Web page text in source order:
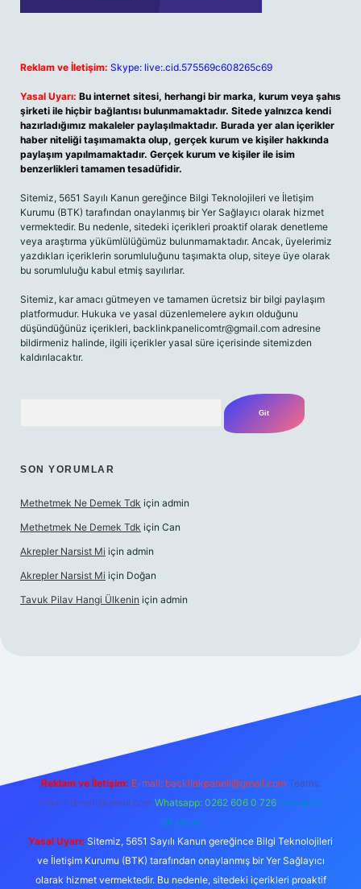
Reklam ve İletişim: Skype: live:.cid.575569c608265c69
Yasal Uyarı: Bu internet sitesi, herhangi bir marka, kurum veya şahıs
şirketi ile hiçbir bağlantısı bulunmamaktadır. Sitede yalnızca kendi
hazırladığımız makaleler paylaşılmaktadır. Burada yer alan içerikler
haber niteliği taşımamakta olup, gerçek kurum ve kişiler hakkında
paylaşım yapılmamaktadır. Gerçek kurum ve kişiler ile isim
benzerlikleri tamamen tesadüfidir.
Sitemiz, 5651 Sayılı Kanun gereğince Bilgi Teknolojileri ve İletişim
Kurumu (BTK) tarafından onaylanmış bir Yer Sağlayıcı olarak hizmet
vermektedir. Bu nedenle, sitedeki içerikleri proaktif olarak denetleme
veya araştırma yükümlülüğümüz bulunmamaktadır. Ancak, üyelerimiz
yazdıkları içeriklerin sorumluluğunu taşımakta olup, siteye üye olarak
bu sorumluluğu kabul etmiş sayılırlar.
Sitemiz, kar amacı gütmeyen ve tamamen ücretsiz bir bilgi paylaşım
platformudur. Hukuka ve yasal düzenlemelere aykırı olduğunu
düşündüğünüz içerikleri, backlinkpanelicomtr@gmail.com adresine
bildirmeniz halinde, ilgili içerikler yasal süre içerisinde sitemizden
kaldırılacaktır.
SON YORUMLAR
Methetmek Ne Demek Tdk için admin
Methetmek Ne Demek Tdk için Can
Akrepler Narsist Mi için admin
Akrepler Narsist Mi için Doğan
Tavuk Pilav Hangi Ülkenin için admin
Reklam ve İletişim: E-mail: backlinkpaneli@gmail.com Teams:
forumhizmeti@gmail.com Whatsapp: 0262 606 0 726 Telegram:
@karabul
Yasal Uyarı: Sitemiz, 5651 Sayılı Kanun gereğince Bilgi Teknolojileri
ve İletişim Kurumu (BTK) tarafından onaylanmış bir Yer Sağlayıcı
olarak hizmet vermektedir. Bu nedenle, sitedeki içerikleri proaktif